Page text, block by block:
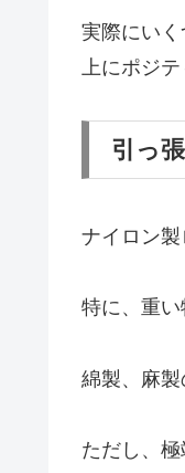
実際にい
上にポジ
引っ
ナイロン製
特に、重い
綿製、麻製
ただし、